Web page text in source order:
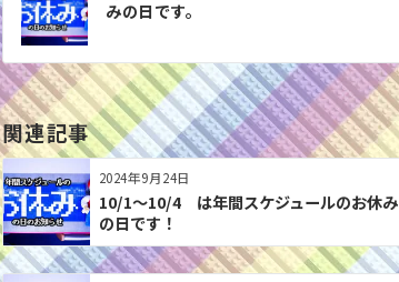
ナ
ビ
ゲ
ー
シ
ョ
ン
みの日です。
関連記事
2024年9月24日
10/1～10/4 は年間スケジュールのお休み
の日です！